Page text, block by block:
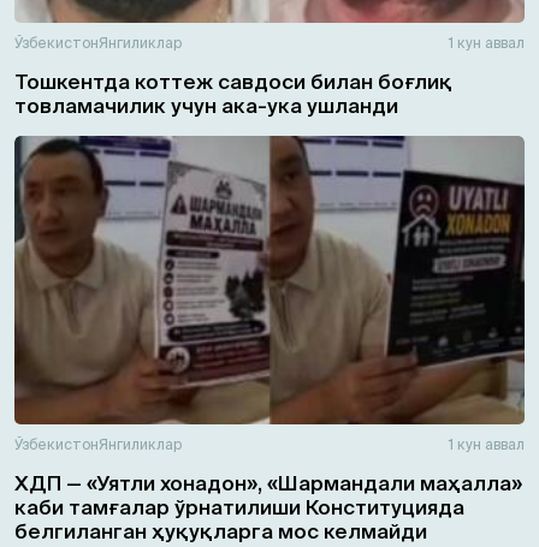
ЎзбекистонЯнгиликлар 1 кун аввал
Тошкентда коттеж савдоси билан боғлиқ
товламачилик учун ака-ука ушланди
ЎзбекистонЯнгиликлар 1 кун аввал
ХДП — «Уятли хонадон», «Шармандали маҳалла»
каби тамғалар ўрнатилиши Конституцияда
белгиланган ҳуқуқларга мос келмайди